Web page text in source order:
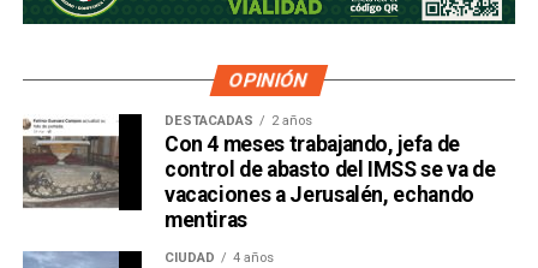
OPINIÓN
DESTACADAS 2 años
Con 4 meses trabajando, jefa de
control de abasto del IMSS se va de
vacaciones a Jerusalén, echando
mentiras
CIUDAD 4 años